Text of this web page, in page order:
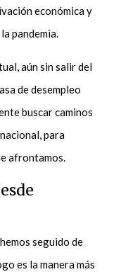
económica y
pandemia.
aún sin salir del
de desempleo
buscar caminos
para
afrontamos.
seguido de
es la manera más